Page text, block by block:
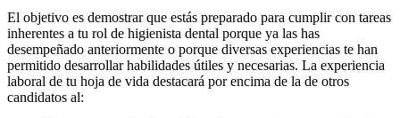
El objetivo es demostrar que estás preparado para cumplir con tareas
inherentes a tu rol de higienista dental porque ya las has
desempeñado anteriormente o porque diversas experiencias te han
permitido desarrollar habilidades útiles y necesarias. La experiencia
laboral de tu hoja de vida destacará por encima de la de otros
candidatos al: